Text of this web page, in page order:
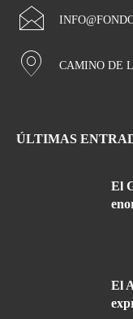
CAMINO DE
ÚLTIMAS
El
El